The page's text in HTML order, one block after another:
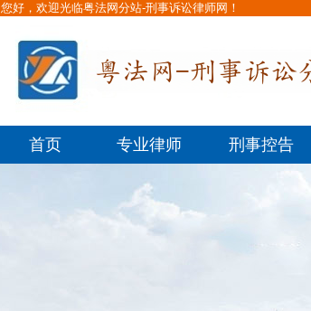
您好，欢迎光临粤法网分站-刑事诉讼律师网！
首页 专业律师 刑事控告